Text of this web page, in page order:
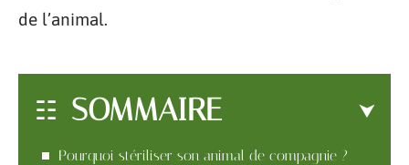
de l’animal.
SOMMAIRE
Pourquoi stériliser son animal de compagnie ?